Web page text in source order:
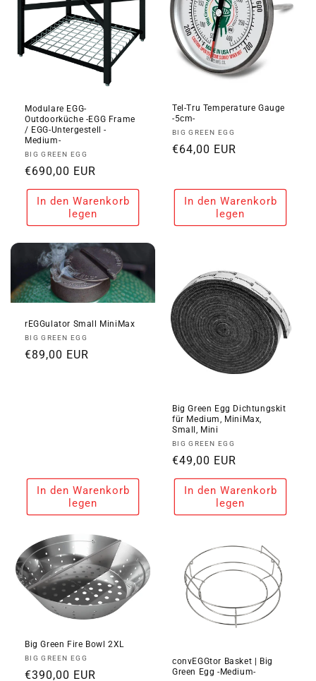
Modulare EGG-
Outdoorküche -EGG Frame
/ EGG-Untergestell -
Medium-
Anbieter:
BIG GREEN EGG
Normaler
Preis
€690,00 EUR
In den Warenkorb
legen
Tel-Tru Temperature Gauge
-5cm-
Anbieter:
BIG GREEN EGG
Normaler
€64,00 EUR
In den Warenkorb
legen
rEGGulator Small MiniMax
Anbieter:
BIG GREEN EGG
Normaler
€89,00 EUR
In den Warenkorb
legen
Big Green Egg Dichtungskit
für Medium, MiniMax,
Small, Mini
Anbieter:
BIG GREEN EGG
Normaler
Preis
€49,00 EUR
In den Warenkorb
legen
Big Green Fire Bowl 2XL
Anbieter:
BIG GREEN EGG
Normaler
€390,00 EUR
convEGGtor Basket | Big
Green Egg -Medium-